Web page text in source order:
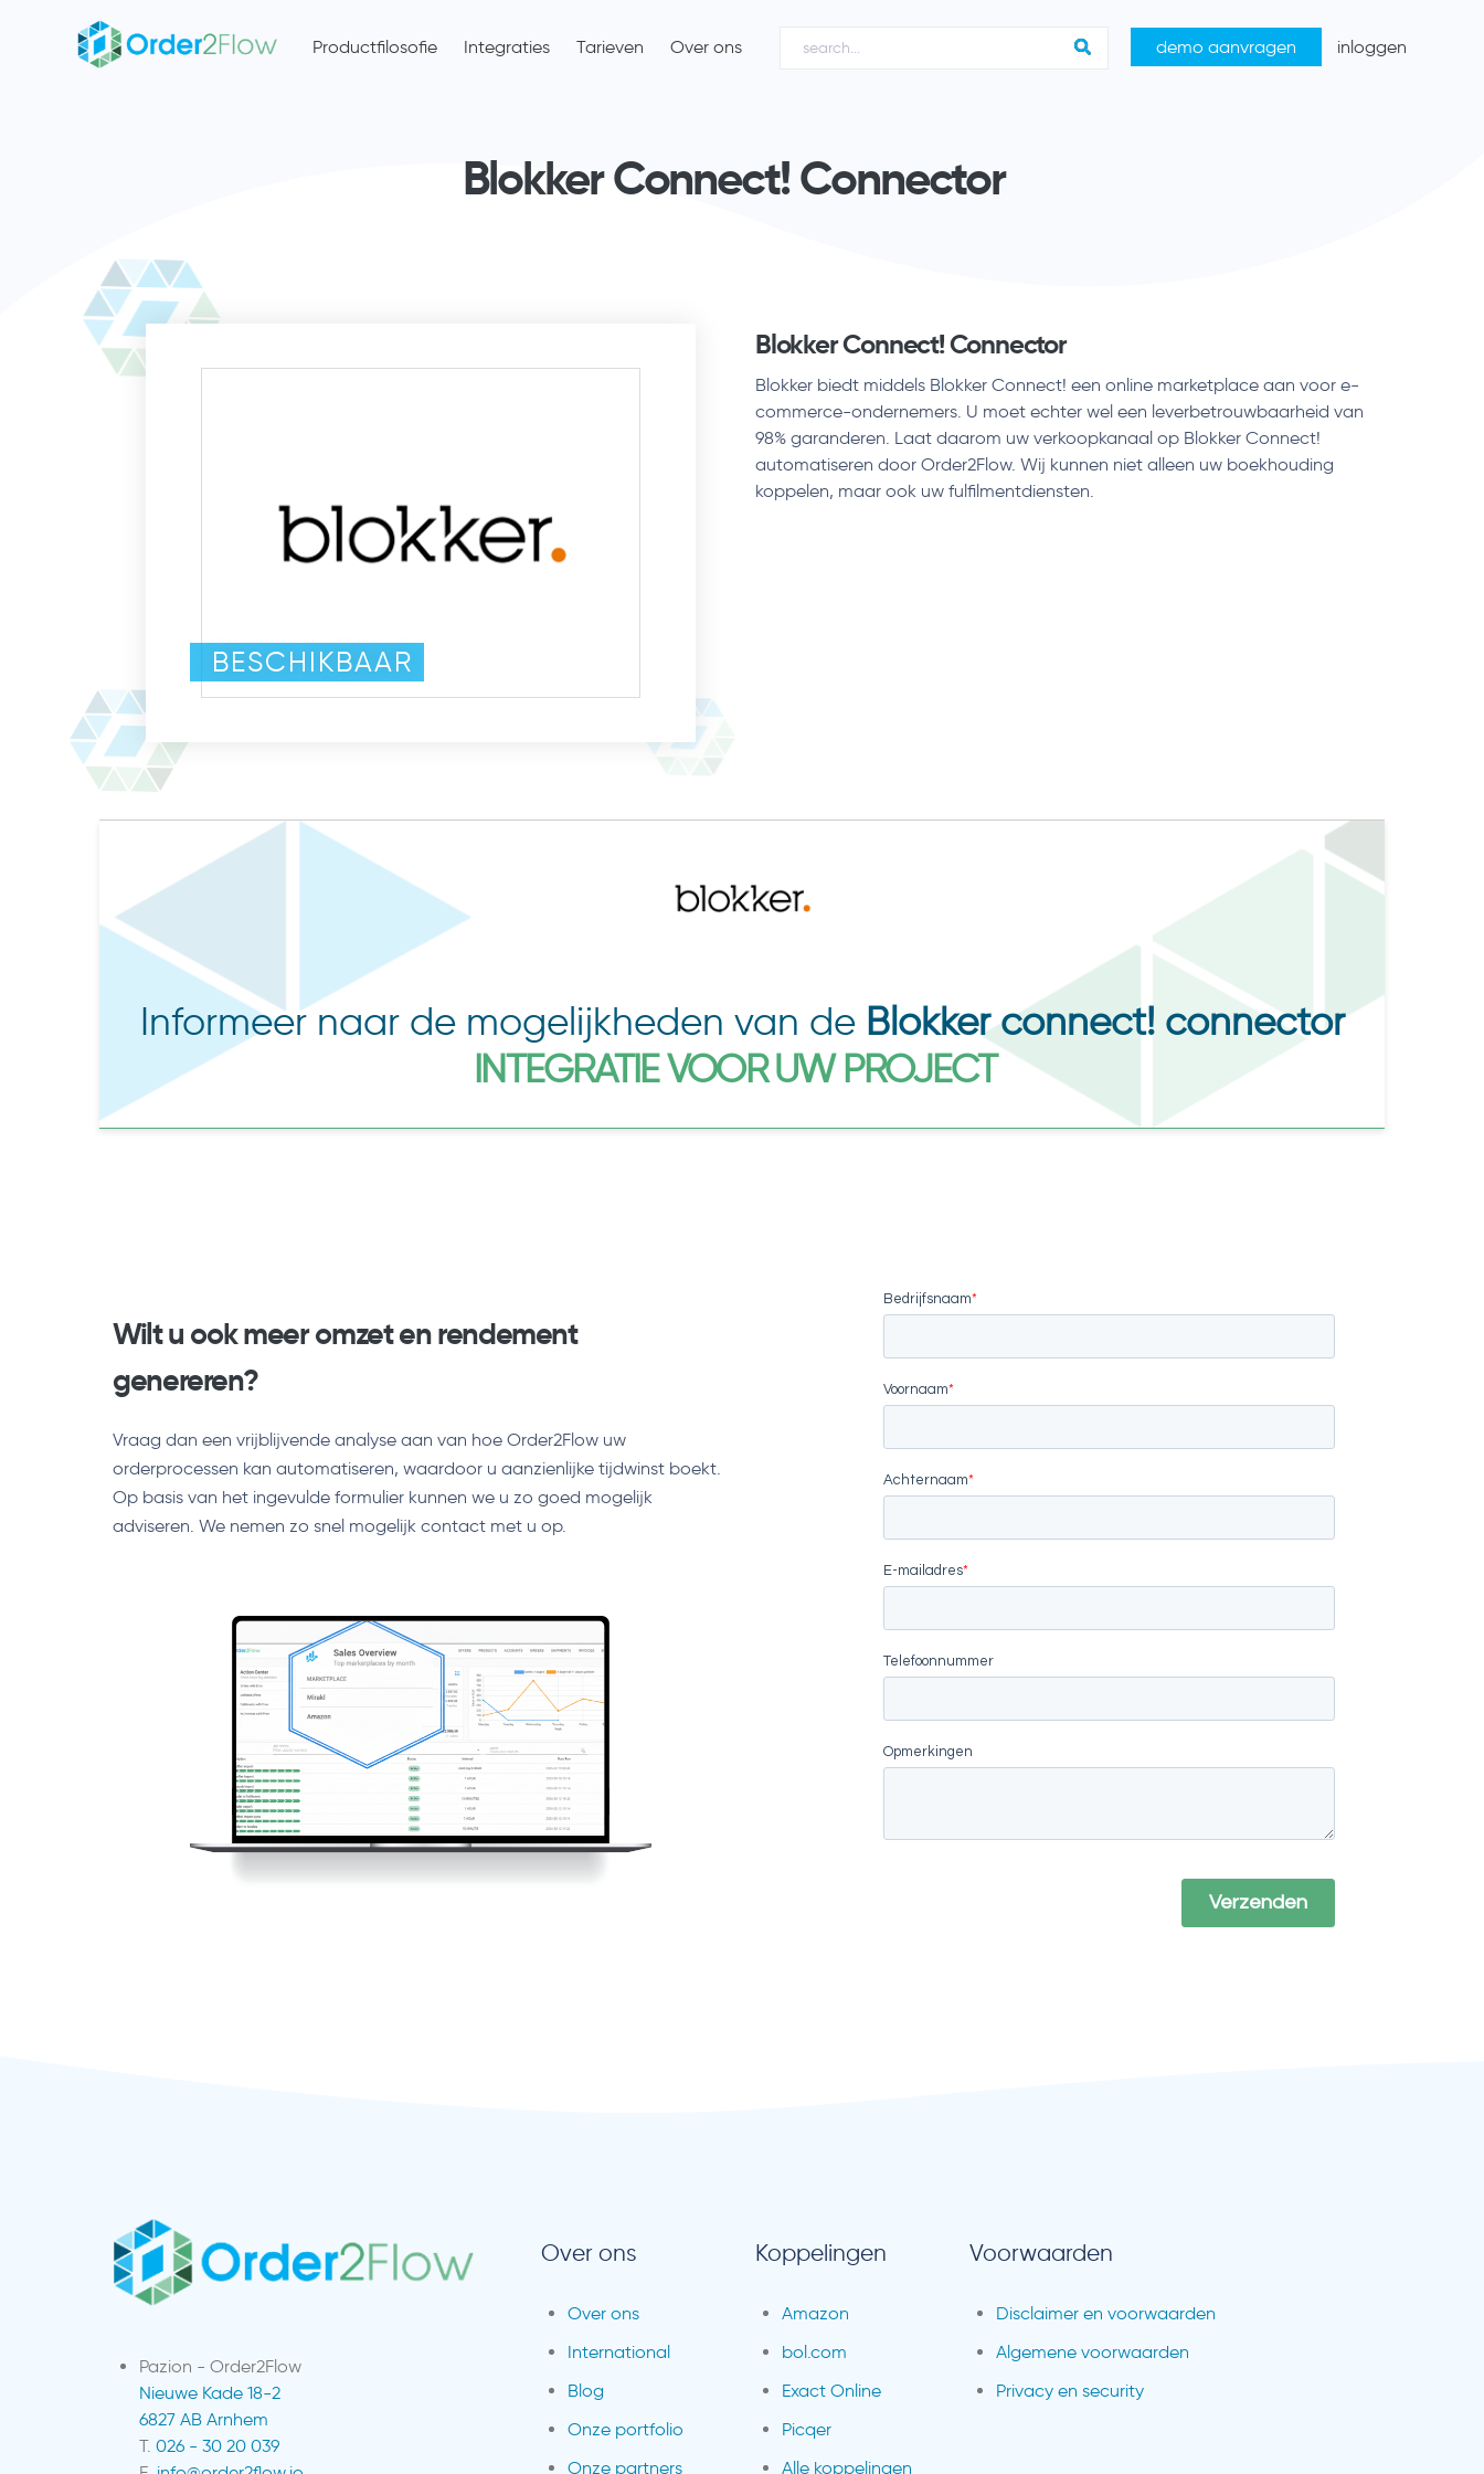
Productfilosofie Integraties Tarieven Over ons demo aanvragen inloggen
Blokker Connect! Connector
BESCHIKBAAR
Blokker Connect! Connector
Blokker biedt middels Blokker Connect! een online marketplace aan voor e-
commerce-ondernemers. U moet echter wel een leverbetrouwbaarheid van
98% garanderen. Laat daarom uw verkoopkanaal op Blokker Connect!
automatiseren door Order2Flow. Wij kunnen niet alleen uw boekhouding
koppelen, maar ook uw fulfilmentdiensten.
Informeer naar de mogelijkheden van de Blokker connect! connector
INTEGRATIE VOOR UW PROJECT
Wilt u ook meer omzet en rendement
genereren?
Vraag dan een vrijblijvende analyse aan van hoe Order2Flow uw
orderprocessen kan automatiseren, waardoor u aanzienlijke tijdwinst boekt.
Op basis van het ingevulde formulier kunnen we u zo goed mogelijk
adviseren. We nemen zo snel mogelijk contact met u op.
Pazion - Order2Flow
Nieuwe Kade 18-2
6827 AB Arnhem
T. 026 - 30 20 039
Over ons
Over ons
International
Blog
Onze portfolio
Onze partners
Koppelingen
Amazon
bol.com
Exact Online
Picqer
Alle koppelingen
Voorwaarden
Disclaimer en voorwaarden
Algemene voorwaarden
Privacy en security